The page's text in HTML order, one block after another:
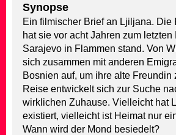
Synopse
Ein filmischer Brief an Ljiljana. Die
hat sie vor acht Jahren zum
Sarajevo in Flammen stand. Von
sich zusammen mit anderen
Bosnien auf, um ihre alte Freundin
Reise entwickelt sich zur Suche
wirklichen Zuhause. Vielleicht hat
existiert, vielleicht ist Heimat nur
Wann wird der Mond besiedelt?